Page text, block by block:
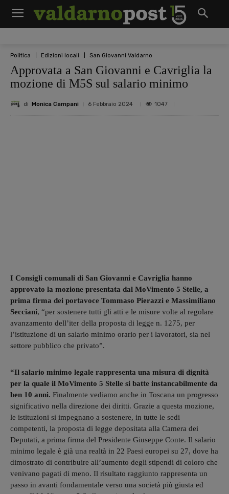
Politica Edizioni locali San Giovanni Valdarno
Approvata a San Giovanni e Cavriglia la
mozione di M5S sul salario minimo
di Monica Campani 6 Febbraio 2024 1047
I Consigli comunali di San Giovanni e Cavriglia hanno
approvato la mozione presentata dal MoVimento 5 Stelle, a
prima firma dei portavoce Tommaso Pierazzi e Massimiliano
Secciani, “per sostenere tutti gli atti e le misure volte al regolare
avanzamento dell’iter della proposta di legge n. 1275, per
l’istituzione di un salario minimo orario per i lavoratori, sia nel
settore pubblico che privato”.
“Il salario minimo legale rappresenta una misura di dignità
per la quale il MoVimento 5 Stelle si batte instancabilmente da
ben 10 anni. Finalmente vediamo anche in Toscana un progresso
significativo nella direzione dei diritti. Grazie a questa mozione,
le istituzioni si impegnano a sostenere, in tutte le sedi
competenti, la proposta di legge depositata alla Camera dei
Deputati, a prima firma del Presidente Giuseppe Conte. Il salario
minimo legale è già una realtà in 22 Paesi europei su 27, dove ha
dimostrato di contribuire all’aumento degli stipendi di coloro che
venivano pagati di meno. Il risultato raggiunto rappresenta un
passo in avanti fondamentale verso una società più giusta ed